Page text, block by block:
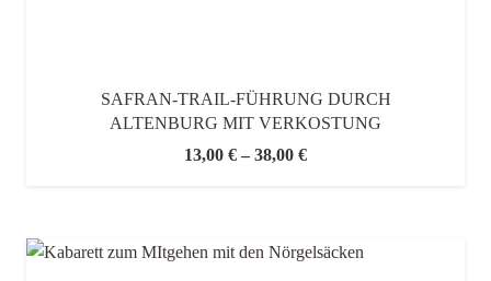
SAFRAN-TRAIL-FÜHRUNG DURCH
ALTENBURG MIT VERKOSTUNG
13,00 € – 38,00 €